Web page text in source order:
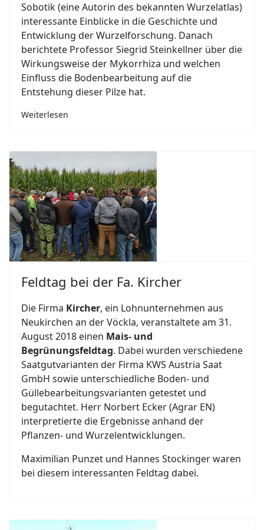
Sobotik (eine Autorin des bekannten Wurzelatlas)
interessante Einblicke in die Geschichte und
Entwicklung der Wurzelforschung. Danach
berichtete Professor Siegrid Steinkellner über die
Wirkungsweise der Mykorrhiza und welchen
Einfluss die Bodenbearbeitung auf die
Entstehung dieser Pilze hat.
Weiterlesen
Feldtag bei der Fa. Kircher
Die Firma Kircher, ein Lohnunternehmen aus
Neukirchen an der Vöckla, veranstaltete am 31.
August 2018 einen Mais- und
Begrünungsfeldtag. Dabei wurden verschiedene
Saatgutvarianten der Firma KWS Austria Saat
GmbH sowie unterschiedliche Boden- und
Güllebearbeitungsvarianten getestet und
begutachtet. Herr Norbert Ecker (Agrar EN)
interpretierte die Ergebnisse anhand der
Pflanzen- und Wurzelentwicklungen.
Maximilian Punzet und Hannes Stockinger waren
bei diesem interessanten Feldtag dabei.